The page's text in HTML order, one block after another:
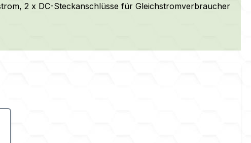
2 x DC-Steckanschlüsse für Gleichstromverbraucher